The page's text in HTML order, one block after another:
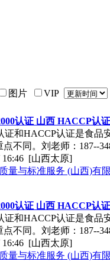
图片 VIP
认证 山西 HACCP认证
证和HACCP认证是食
不同。刘老师：187--
16:46 [山西太原]
量与标准服务 (山西)有
认证 山西 HACCP认证
证和HACCP认证是食
不同。刘老师：187--
16:46 [山西太原]
量与标准服务 (山西)有